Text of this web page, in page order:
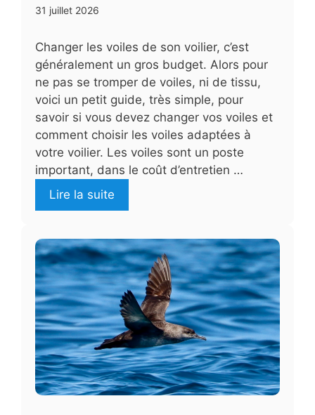
31 juillet 2026
Changer les voiles de son voilier, c’est
généralement un gros budget. Alors pour
ne pas se tromper de voiles, ni de tissu,
voici un petit guide, très simple, pour
savoir si vous devez changer vos voiles et
comment choisir les voiles adaptées à
votre voilier. Les voiles sont un poste
important, dans le coût d’entretien …
Lire la suite